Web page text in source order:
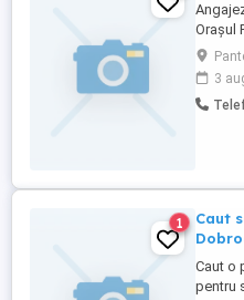
Orașul
3
1
Caut
Caut o
pentru